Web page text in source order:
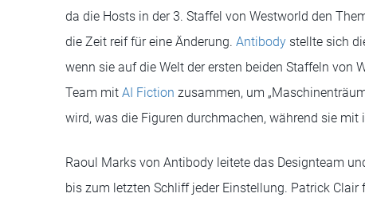
da die Hosts in der 3. Staffel von Westworld den
die Zeit reif für eine Änderung. Antibody stellte sich
wenn sie auf die Welt der ersten beiden Staffeln von
Team mit AI Fiction zusammen, um
wird, was die Figuren durchmachen, während sie mit
Raoul Marks von Antibody leitete das Designteam
bis zum letzten Schliff jeder Einstellung. Patrick Clair